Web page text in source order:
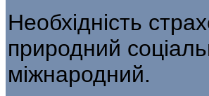
Необхідність
природний
міжнародний.